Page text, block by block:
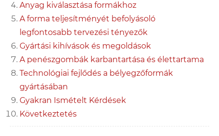
Anyag kiválasztása formákhoz
A forma teljesítményét befolyásoló
legfontosabb tervezési tényezők
Gyártási kihívások és megoldások
A penészgombák karbantartása és élettartama
Technológiai fejlődés a bélyegzőformák
gyártásában
Gyakran Ismételt Kérdések
Következtetés